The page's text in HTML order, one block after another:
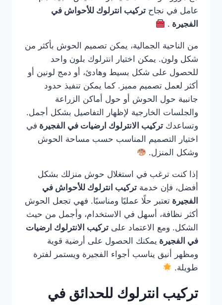
عامل في نجاح تركيب انترلوك للأحواش في
الفجيرة .
من الناحية الجمالية، يمكن تصميم الحوش بأكثر من
شكل ولون. يمكن اختيار انترلوك بلون واحد
للحصول على شكل بسيط وهادئ، أو دمج لونين أو
أكثر لعمل تصميم مميز. كما يمكن تنفيذ حدود
جانبية حول الحوش أو حول أماكن الزراعة
والجلسات الخارجية لإظهار التفاصيل بشكل أجمل.
وتساعدك تركيب الانترلوك ارضيات في الفجيرة في
اختيار التصميم المناسب حسب مساحة الحوش
وشكل المنزل.
إذا كنت ترغب في استغلال حوش منزلك بشكل
أفضل، فإن خدمة تركيب انترلوك للأحواش في
الفجيرة تعتبر حلًا عمليًا ومناسبًا. فهي تجعل الحوش
أكثر نظافة، أسهل في الاستخدام، وأجمل من حيث
الشكل. ومع الاعتماد على تركيب الانترلوك ارضيات
في الفجيرة يمكنك الحصول على أرضية قوية
ومظهر أنيق يناسب أجواء الفجيرة ويستمر لفترة
طويلة.
تركيب انترلوك للحدائق في